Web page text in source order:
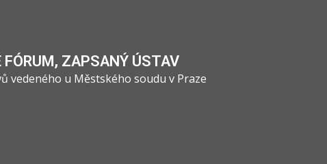
ZAPSANÝ ÚSTAV
vedeného u Městského soudu v Praze